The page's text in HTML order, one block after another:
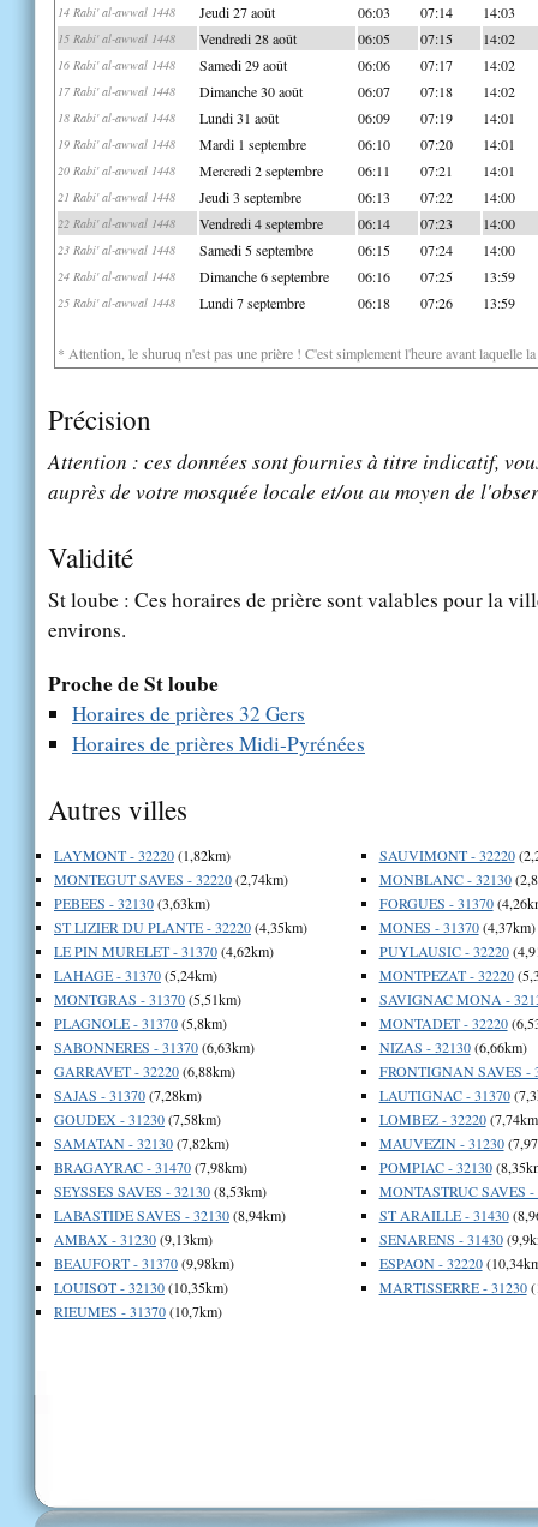
14 Rabi' al-awwal 1448 Jeudi 27 août 06:03 07:14 14:03
15 Rabi' al-awwal 1448 Vendredi 28 août 06:05 07:15 14:02
16 Rabi' al-awwal 1448 Samedi 29 août 06:06 07:17 14:02
17 Rabi' al-awwal 1448 Dimanche 30 août 06:07 07:18 14:02
18 Rabi' al-awwal 1448 Lundi 31 août 06:09 07:19 14:01
19 Rabi' al-awwal 1448 Mardi 1 septembre 06:10 07:20 14:01
20 Rabi' al-awwal 1448 Mercredi 2 septembre 06:11 07:21 14:01
21 Rabi' al-awwal 1448 Jeudi 3 septembre 06:13 07:22 14:00
22 Rabi' al-awwal 1448 Vendredi 4 septembre 06:14 07:23 14:00
23 Rabi' al-awwal 1448 Samedi 5 septembre 06:15 07:24 14:00
24 Rabi' al-awwal 1448 Dimanche 6 septembre 06:16 07:25 13:59
25 Rabi' al-awwal 1448 Lundi 7 septembre 06:18 07:26 13:59
* Attention, le shuruq n'est pas une prière ! C'est simplement l'heure avant laquelle
Précision
Attention : ces données sont fournies à titre indicatif,
auprès de votre mosquée locale et/ou au moyen de
Validité
St loube : Ces horaires de prière sont valables pour la
environs.
Proche de St loube
Horaires de prières 32 Gers
Horaires de prières Midi-Pyrénées
Autres villes
LAYMONT - 32220(1,82km)
MONTEGUT SAVES - 32220(2,74km)
PEBEES - 32130(3,63km)
ST LIZIER DU PLANTE - 32220(4,35km)
LE PIN MURELET - 31370(4,62km)
LAHAGE - 31370(5,24km)
MONTGRAS - 31370(5,51km)
PLAGNOLE - 31370(5,8km)
SABONNERES - 31370(6,63km)
GARRAVET - 32220(6,88km)
SAJAS - 31370(7,28km)
GOUDEX - 31230(7,58km)
SAMATAN - 32130(7,82km)
BRAGAYRAC - 31470(7,98km)
SEYSSES SAVES - 32130(8,53km)
LABASTIDE SAVES - 32130(8,94km)
AMBAX - 31230(9,13km)
BEAUFORT - 31370(9,98km)
LOUISOT - 32130(10,35km)
RIEUMES - 31370(10,7km)
SAUVIMONT - 32220
MONBLANC - 32130
FORGUES - 31370
MONES - 31370(4,37km)
PUYLAUSIC - 32220
MONTPEZAT - 32220
SAVIGNAC MONA -
MONTADET - 32220
NIZAS - 32130(6,66km)
FRONTIGNAN SAVES -
LAUTIGNAC - 31370
LOMBEZ - 32220
MAUVEZIN - 31230
POMPIAC - 32130
MONTASTRUC SAVES -
ST ARAILLE - 31430
SENARENS - 31430
ESPAON - 32220
MARTISSERRE - 31230